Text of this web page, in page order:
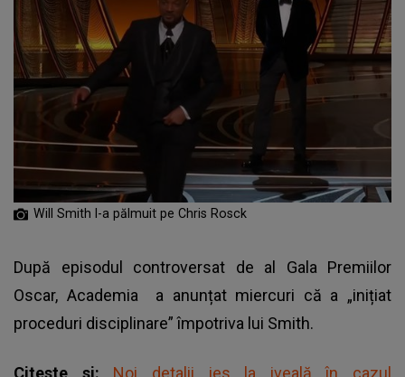
Will Smith l-a pălmuit pe Chris Rosck
După episodul controversat de al Gala Premiilor
Oscar, Academia a anunțat miercuri că a „inițiat
proceduri disciplinare” împotriva lui Smith.
Citeste si: Noi detalii ies la iveală în cazul